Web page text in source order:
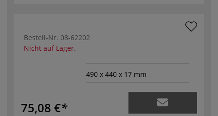
Bestell-Nr. 08-62202
Nicht auf Lager.
490 x 440 x 17 mm
75,08 €